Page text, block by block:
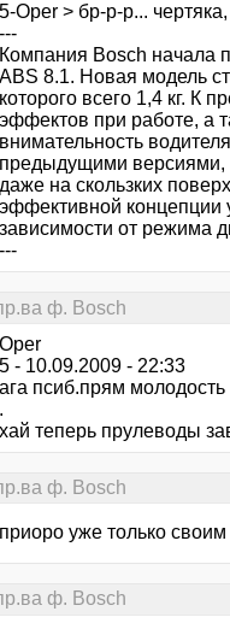
5-Oper > бр-р-р...
---
Компания Bosch начала
ABS 8.1. Новая модель
которого всего 1,4 кг. К
эффектов при работе, а
внимательность
предыдущими версиями,
даже на скользких
эффективной концепции
зависимости от режима
---
ф. Bosсh
Oper
5 - 10.09.2009 - 22:33
ага псиб.прям
.
хай теперь прулеводы
ф. Bosсh
приоро уже только
ф. Bosсh